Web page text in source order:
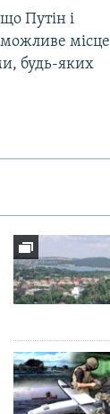
Путін і
можливе місце
будь-яких